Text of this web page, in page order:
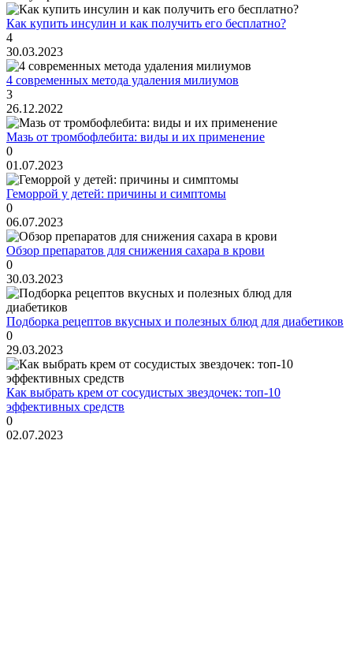
Как купить инсулин и как получить его бесплатно?
4
30.03.2023
4 современных метода удаления милиумов
3
26.12.2022
Мазь от тромбофлебита: виды и их применение
0
01.07.2023
Геморрой у детей: причины и симптомы
0
06.07.2023
Обзор препаратов для снижения сахара в крови
0
30.03.2023
Подборка рецептов вкусных и полезных блюд для диабетиков
0
29.03.2023
Как выбрать крем от сосудистых звездочек: топ-10
эффективных средств
0
02.07.2023